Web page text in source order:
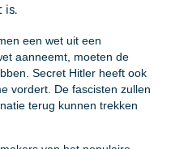
is.
een wet uit een
aanneemt, moeten de
Secret Hitler heeft ook
vordert. De fascisten zullen
terug kunnen trekken